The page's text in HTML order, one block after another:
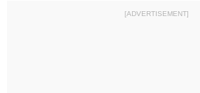
[ADVERTISEMENT]